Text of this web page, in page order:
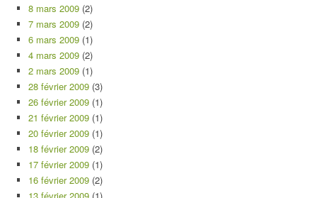
8 mars 2009 (2)
7 mars 2009 (2)
6 mars 2009 (1)
4 mars 2009 (2)
2 mars 2009 (1)
28 février 2009 (3)
26 février 2009 (1)
21 février 2009 (1)
20 février 2009 (1)
18 février 2009 (2)
17 février 2009 (1)
16 février 2009 (2)